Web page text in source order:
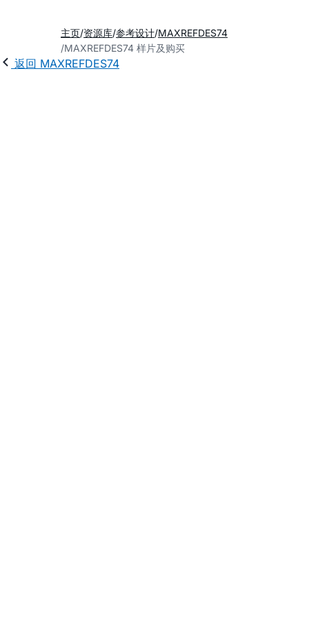
主页 资源库 参考设计 MAXREFDES74
MAXREFDES74 样片及购买
返回 MAXREFDES74